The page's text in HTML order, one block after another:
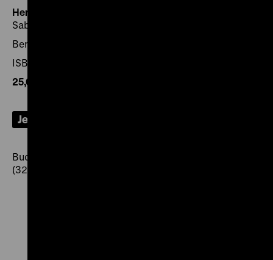
Herausgegeben von:
Sabine Kritter für das Deutsche Historische Museum
Berlin, Darmstadt 2022, 304 Seiten
ISBN 978-3-86102-226-8
25,00€
Jetzt bestellen
Buchhandelsausgabe: ISBN 978-3-8062-4445-8
(32,00 €)